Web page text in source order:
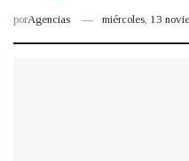
porAgencias miércoles, 13